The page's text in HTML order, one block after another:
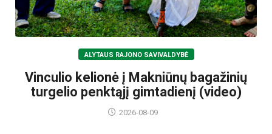
ALYTAUS RAJONO SAVIVALDYBĖ
Vinculio kelionė į Makniūnų bagažinių
turgelio penktąjį gimtadienį (video)
2026-08-09